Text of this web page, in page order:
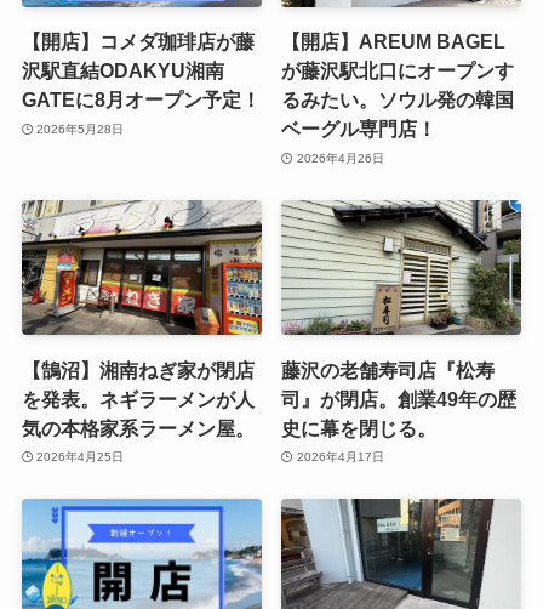
【開店】コメダ珈琲店が藤
沢駅直結ODAKYU湘南
GATEに8月オープン予定！
2026年5月28日
【開店】AREUM BAGEL
が藤沢駅北口にオープンす
るみたい。ソウル発の韓国
ベーグル専門店！
2026年4月26日
【鵠沼】湘南ねぎ家が閉店
を発表。ネギラーメンが人
気の本格家系ラーメン屋。
2026年4月25日
藤沢の老舗寿司店『松寿
司』が閉店。創業49年の歴
史に幕を閉じる。
2026年4月17日